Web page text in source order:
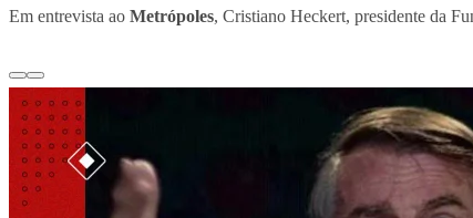
Em entrevista ao Metrópoles, Cristiano Heckert, presidente da